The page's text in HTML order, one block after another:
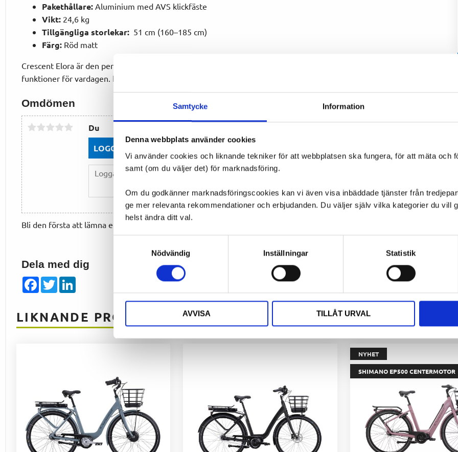
Samtycke Information
Denna webbplats använder cookies
Vi använder cookies och liknande tekniker för att webbplatsen ska fungera, för att mäta och
samt (om du väljer det) för marknadsföring.
Om du godkänner marknadsföringscookies kan vi även visa inbäddade tjänster från
ge mer relevanta rekommendationer och erbjudanden. Du väljer själv vilka kategorier du vill
helst ändra ditt val.
Nödvändig
Inställningar Statistik
AVVISA TILLÅT URVAL
Pakethållare: Aluminium med AVS klickfäste
Vikt: 24,6 kg
Tillgängliga storlekar: 51 cm (160–185 cm)
Färg: Röd matt
Crescent Elora är den perfekta elcykeln för dig som vill ha en bekväm, pålitlig och stilfull cykel med smarta
funktioner för vardagen. 🚴‍♀️✨
Dela med dig
Facebook
Twitter
Omdömen
Du
LOGGA IN FÖR ATT GE OMDÖME
Bli den första att lämna ett omdöme.
LIKNANDE PRODUKTER
NYHET
SHIMANO EP500 CENTERMOTOR